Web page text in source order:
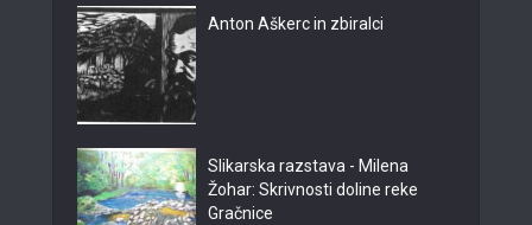
Anton Aškerc in zbiralci
Slikarska razstava - Milena
Žohar: Skrivnosti doline reke
Gračnice